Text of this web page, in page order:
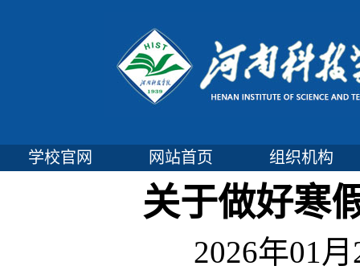
学校官网 网站首页 组织机构
关于做好寒
2026年01